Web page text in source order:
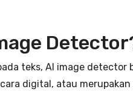
teks, AI image
digital, atau merupakan